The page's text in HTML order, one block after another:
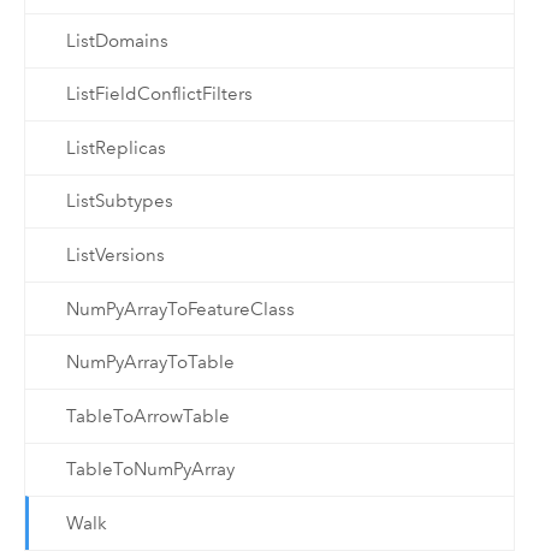
ListDomains
ListFieldConflictFilters
ListReplicas
ListSubtypes
ListVersions
NumPyArrayToFeatureClass
NumPyArrayToTable
TableToArrowTable
TableToNumPyArray
Walk